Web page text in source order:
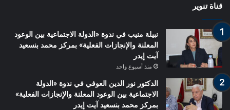
قناة تنوير
نبيلة منيب في ندوة «الدولة الاجتماعية بين الوعود
المعلنة والإنجازات الفعلية» بمركز محمد بنسعيد
آيت إيدر
منذ أسبوع واحد
الدكتور نور الدين العوفي في ندوة «الدولة
الاجتماعية بين الوعود المعلنة والإنجازات الفعلية»
بمركز محمد بنسعيد آيت إيدر